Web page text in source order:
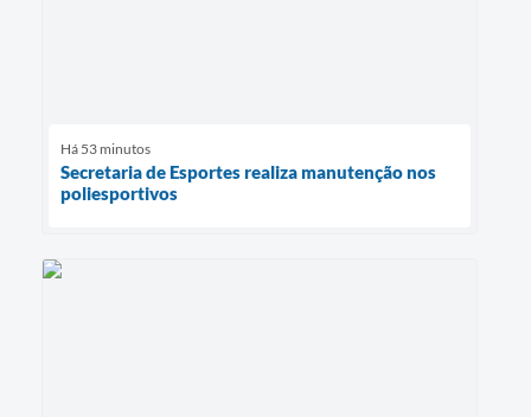
Há 53 minutos
Secretaria de Esportes realiza manutenção nos
poliesportivos